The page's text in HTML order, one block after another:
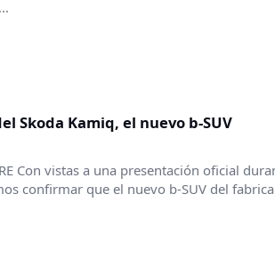
Skoda Kamiq, el nuevo b-SUV
Con vistas a una presentación oficial
confirmar que el nuevo b-SUV del